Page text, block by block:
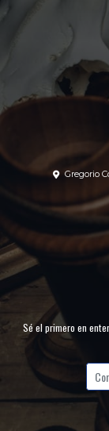
Gregorio
Sé el primero en